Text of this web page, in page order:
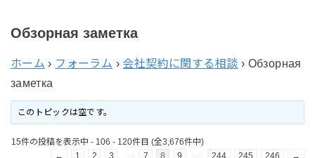
Обзорная заметка
ホーム › フォーラム › 会社契約に関する相談 › Обзорная
заметка
このトピックは空です。
15件の投稿を表示中 - 106 - 120件目 (全3,676件中)
←
1 2 3 7 8 9 244 245 246 →